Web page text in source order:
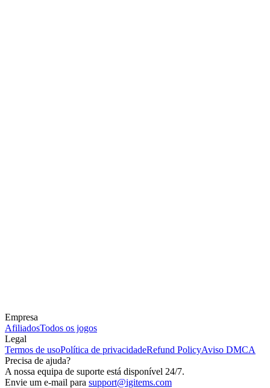
Empresa
AfiliadosTodos os jogos
Legal
Termos de usoPolítica de privacidadeRefund PolicyAviso DMCA
Precisa de ajuda?
A nossa equipa de suporte está disponível 24/7.
Envie um e-mail para support@igitems.com